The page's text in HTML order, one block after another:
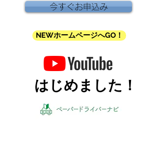
今すぐお申込み
NEWホームページへGO！
はじめました！